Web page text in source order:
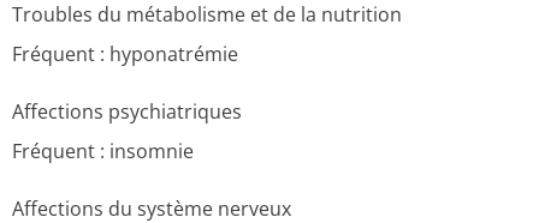
Troubles du métabolisme et de la nutrition
Fréquent : hyponatrémie
Affections psychiatriques
Fréquent : insomnie
Affections du système nerveux